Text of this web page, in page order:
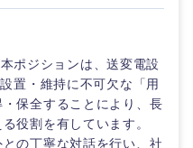
る
る
る
る
ポジションは、送変電設
置・維持に不可欠な「用
保全することにより、長
役割を有しています。
の丁寧な対話を行い、社